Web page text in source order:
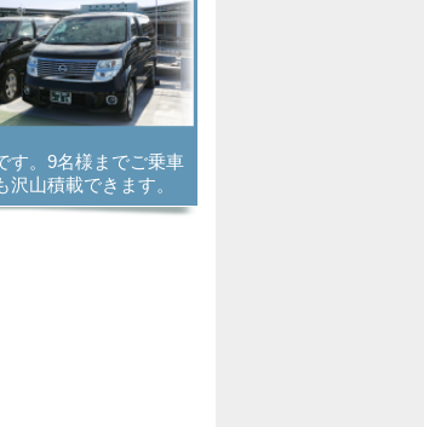
す。9名様までご乗車
山積載できます。